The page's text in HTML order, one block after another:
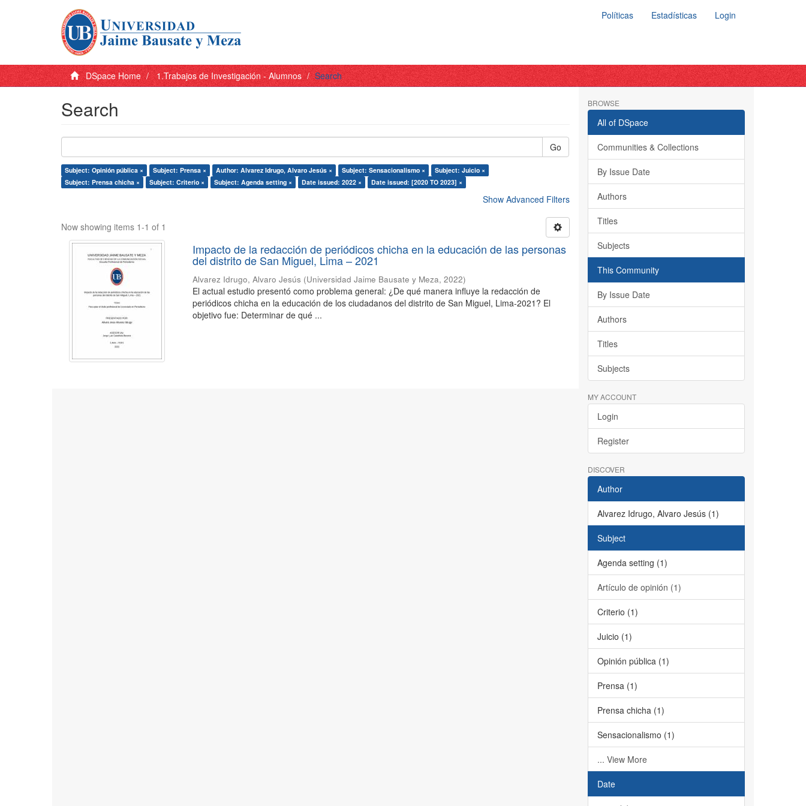
Políticas Estadísticas Login
DSpace Home 1.Trabajos de Investigación - Alumnos Search
Search
Go
Subject: Opinión pública × Subject: Prensa × Author: Alvarez Idrugo, Alvaro Jesús × Subject: Sensacionalismo ×
Subject: Juicio ×
Subject: Prensa chicha ×
Subject: Criterio × Subject: Agenda setting × Date issued: 2022 × Date issued: [2020 TO 2023] ×
Show Advanced Filters
Now showing items 1-1 of 1
Impacto de la redacción de periódicos chicha en la educación de las personas
del distrito de San Miguel, Lima – 2021
Alvarez Idrugo, Alvaro Jesús (Universidad Jaime Bausate y Meza,2022)
El actual estudio presentó como problema general: ¿De qué manera influye la redacción de
periódicos chicha en la educación de los ciudadanos del distrito de San Miguel, Lima-2021? El
objetivo fue: Determinar de qué ...
BROWSE
All of DSpace
Communities & Collections
By Issue Date
Authors
Titles
Subjects
This Community
By Issue Date
Authors
Titles
Subjects
MY ACCOUNT
Login
Register
DISCOVER
Author
Alvarez Idrugo, Alvaro Jesús (1)
Subject
Agenda setting (1)
Artículo de opinión (1)
Criterio (1)
Juicio (1)
Opinión pública (1)
Prensa (1)
Prensa chicha (1)
Sensacionalismo (1)
... View More
Date